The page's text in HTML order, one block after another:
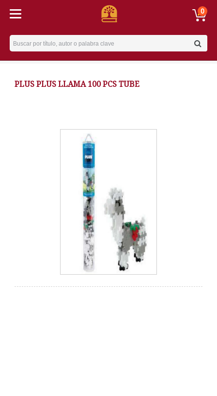
0
Username
PLUS PLUS LLAMA 100 PCS TUBE